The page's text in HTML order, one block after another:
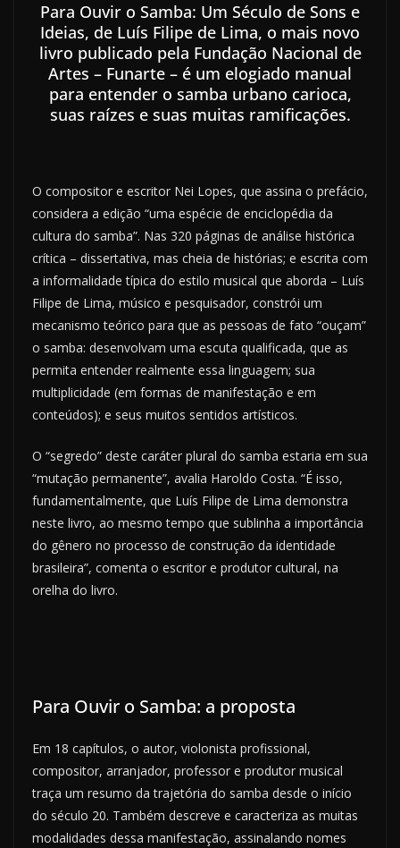
Para Ouvir o Samba: Um Século de Sons e
Ideias, de Luís Filipe de Lima, o mais novo
livro publicado pela Fundação Nacional de
Artes – Funarte – é um elogiado manual
para entender o samba urbano carioca,
suas raízes e suas muitas ramificações.
O compositor e escritor Nei Lopes, que assina o prefácio,
considera a edição “uma espécie de enciclopédia da
cultura do samba”. Nas 320 páginas de análise histórica
crítica – dissertativa, mas cheia de histórias; e escrita com
a informalidade típica do estilo musical que aborda – Luís
Filipe de Lima, músico e pesquisador, constrói um
mecanismo teórico para que as pessoas de fato “ouçam”
o samba: desenvolvam uma escuta qualificada, que as
permita entender realmente essa linguagem; sua
multiplicidade (em formas de manifestação e em
conteúdos); e seus muitos sentidos artísticos.
O “segredo” deste caráter plural do samba estaria em sua
“mutação permanente”, avalia Haroldo Costa. “É isso,
fundamentalmente, que Luís Filipe de Lima demonstra
neste livro, ao mesmo tempo que sublinha a importância
do gênero no processo de construção da identidade
brasileira”, comenta o escritor e produtor cultural, na
orelha do livro.
Para Ouvir o Samba: a proposta
Em 18 capítulos, o autor, violonista profissional,
compositor, arranjador, professor e produtor musical
traça um resumo da trajetória do samba desde o início
do século 20. Também descreve e caracteriza as muitas
modalidades dessa manifestação, assinalando nomes